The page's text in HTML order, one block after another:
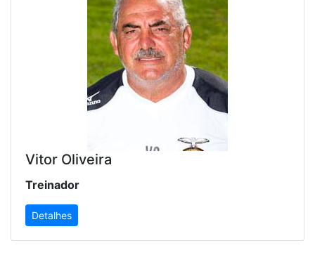
Vitor Oliveira
Treinador
Detalhes